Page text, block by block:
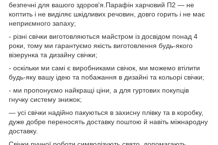
безпечні для вашого здоров'я.Парафін харчовий П2 — не
коптить і не виділяє шкідливих речовин, довго горить і не має
неприємного запаху;
- різні свічки виготовляються майстром із досвідом понад 4
роки, тому ми гарантуємо якість виготовлення будь-якого
візерунка та дизайну свічки;
- оскільки ми самі є виробниками свічок, ми можемо втілити
будь-яку вашу ідею та побажання в дизайні та кольорі свічки;
- ми пропонуємо найкращі ціни, а для гуртових покупців
гнучку систему знижок;
— усі свічки надійно пакуються в захисну плівку та в коробку,
дуже добре переносять доставку поштою й навіть міжнародну
доставку.